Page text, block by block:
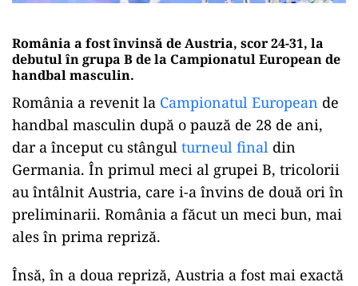
România a fost învinsă de Austria, scor 24-31, la
debutul în grupa B de la Campionatul European de
handbal masculin.
România a revenit la Campionatul European de
handbal masculin după o pauză de 28 de ani,
dar a început cu stângul turneul final din
Germania. În primul meci al grupei B, tricolorii
au întâlnit Austria, care i-a învins de două ori în
preliminarii. România a făcut un meci bun, mai
ales în prima repriză.
Însă, în a doua repriză, Austria a fost mai exactă